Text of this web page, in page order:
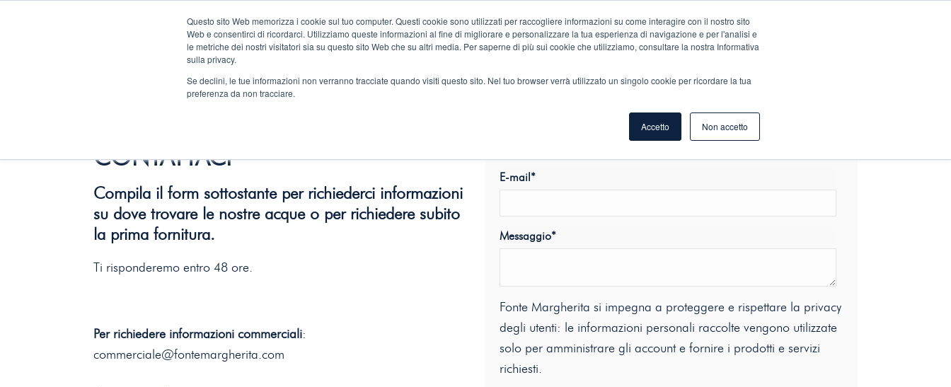
Questo sito Web memorizza i cookie sul tuo computer. Questi cookie sono utilizzati per raccogliere informazioni su come interagire con il nostro sito
Web e consentirci di ricordarci. Utilizziamo queste informazioni al fine di migliorare e personalizzare la tua esperienza di navigazione e per l'analisi e
le metriche dei nostri visitatori sia su questo sito Web che su altri media. Per saperne di più sui cookie che utilizziamo, consultare la nostra Informativa
sulla privacy.
Se declini, le tue informazioni non verranno tracciate quando visiti questo sito. Nel tuo browser verrà utilizzato un singolo cookie per ricordare la tua
preferenza da non tracciare.
Accetto Non accetto
ACQUE IN VETRO BRICK ECO-FRIENDLY BEVANDE APERITIVI DISTRIBUZIONE SHOP BLOG
CONTATTACI
Compila il form sottostante per richiederci informazioni
su dove trovare le nostre acque o per richiedere subito
la prima fornitura.
Ti risponderemo entro 48 ore.
Per richiedere informazioni commerciali:
commerciale@fontemargherita.com
Cognome
E-mail*
Messaggio*
Fonte Margherita si impegna a proteggere e rispettare la privacy
degli utenti: le informazioni personali raccolte vengono utilizzate
solo per amministrare gli account e fornire i prodotti e servizi
richiesti.